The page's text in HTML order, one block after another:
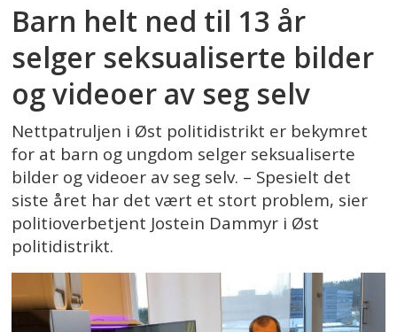
Barn helt ned til 13 år
selger seksualiserte bilder
og videoer av seg selv
Nettpatruljen i Øst politidistrikt er bekymret
for at barn og ungdom selger seksualiserte
bilder og videoer av seg selv. – Spesielt det
siste året har det vært et stort problem, sier
politioverbetjent Jostein Dammyr i Øst
politidistrikt.